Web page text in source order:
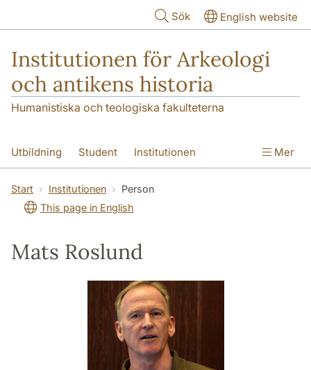
Sök English website
Institutionen för Arkeologi
och antikens historia
Humanistiska och teologiska fakulteterna
Utbildning Student Institutionen
Forskning Kontakt
Mer
Start Institutionen
Person
This page in English
Mats Roslund